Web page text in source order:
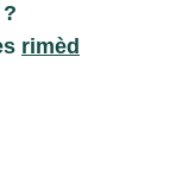
rimèd